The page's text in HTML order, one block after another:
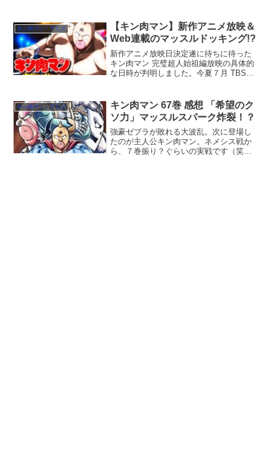
キン肉マン・アニメ
【キン肉マン】新作アニメ放映＆
Web連載のマッスルドッキング!?
新作アニメ放映日決定遂に待ちに待った
キン肉マン 完璧超人始祖編放映の具体的
な日時が判明しました。今夏７月 TBSで
（笑）キン肉マンのアニメを見るという
黄金タイム。【朗報】...
キン肉マン・アニメ
キン肉マン 67巻 感想 「希望のク
ソ力」マッスルスパーク炸裂！？
強豪ゼブラが敗れる大波乱。次に登場し
たのが主人公キン肉マン。ネメシス戦か
ら、７巻振り？ぐらいの実戦です（笑）